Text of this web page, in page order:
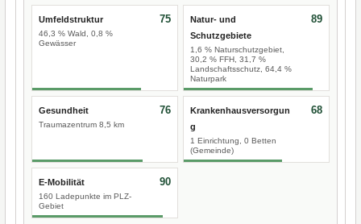
Umfeldstruktur
46,3 % Wald, 0,8 %
Gewässer
75
Natur- und
Schutzgebiete
1,6 % Naturschutzgebiet,
30,2 % FFH, 31,7 %
Landschaftsschutz, 64,4 %
Naturpark
89
Gesundheit
Traumazentrum 8,5 km
76
Krankenhausversorgun
g
1 Einrichtung, 0 Betten
(Gemeinde)
68
E-Mobilität
160 Ladepunkte im PLZ-
Gebiet
90